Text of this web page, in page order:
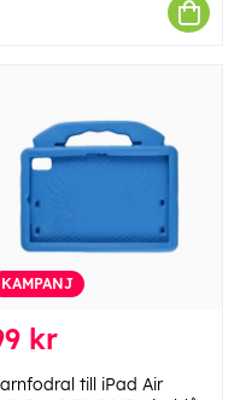
KAMPANJ
kr
till iPad Air